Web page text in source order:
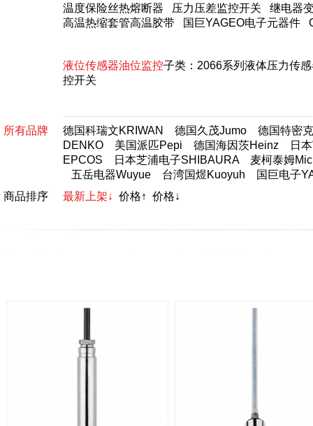
温度保险丝热熔断器
压力压差监控开关
继电器
高温热缩套管高温胶带
国巨YAGEO电子元器件
液位传感器油位监控子类： 2066系列液体压力传
控开关
所有品牌 德国科瑞文KRIWAN 德国久茂Jumo
德国特密
DENKO
美国派匹Pepi 德国海因茨Heinz
日
EPCOS
日本芝浦电子SHIBAURA
麦柯泰姆
五岳电器Wuyue
台湾国煜Kuoyuh
国巨电子
商品排序
最新上架↓ 价格↑ 价格↓